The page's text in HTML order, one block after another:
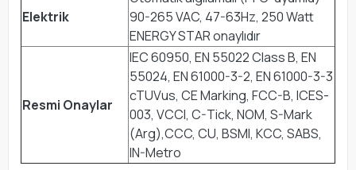
Elektrik
90-265 VAC, 47-63Hz, 250 Watt
ENERGY STAR onaylıdır
Resmi Onaylar
IEC 60950, EN 55022 Class B, EN
55024, EN 61000-3-2, EN 61000-3-3
cTUVus, CE Marking, FCC-B, ICES-
003, VCCI, C-Tick, NOM, S-Mark
(Arg),CCC, CU, BSMI, KCC, SABS,
IN-Metro